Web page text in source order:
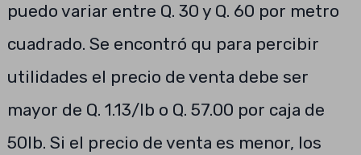
puedo variar entre Q. 30 y Q. 60 por metro
cuadrado. Se encontró qu para percibir
utilidades el precio de venta debe ser
mayor de Q. 1.13/lb o Q. 57.00 por caja de
50lb. Si el precio de venta es menor, los